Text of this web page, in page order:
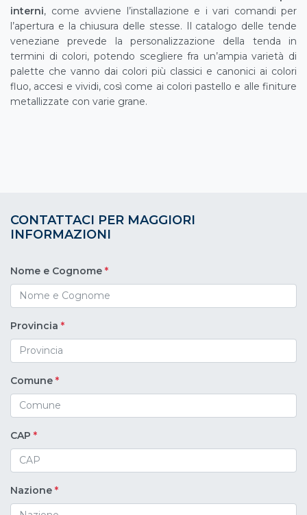
interni, come avviene l’installazione e i vari comandi per
l’apertura e la chiusura delle stesse. Il catalogo delle tende
veneziane prevede la personalizzazione della tenda in
termini di colori, potendo scegliere fra un’ampia varietà di
palette che vanno dai colori più classici e canonici ai colori
fluo, accesi e vividi, così come ai colori pastello e alle finiture
metallizzate con varie grane.
CONTATTACI PER MAGGIORI
INFORMAZIONI
Nome e Cognome *
Provincia *
Comune *
CAP *
Nazione *